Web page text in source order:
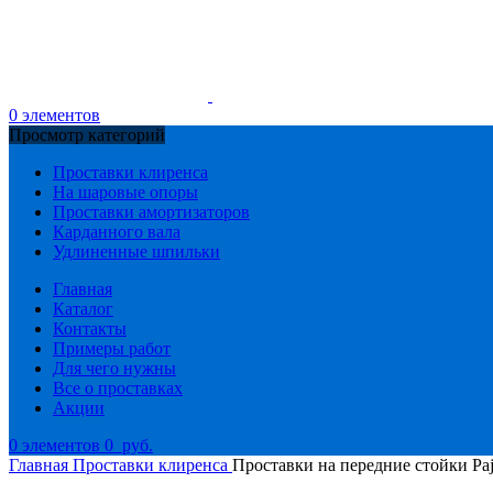
0 элементов
Просмотр категорий
Проставки клиренса
На шаровые опоры
Проставки амортизаторов
Карданного вала
Удлиненные шпильки
Главная
Каталог
Контакты
Примеры работ
Для чего нужны
Все о проставках
Акции
0 элементов 0 руб.
Главная Проставки клиренса Проставки на передние стойки